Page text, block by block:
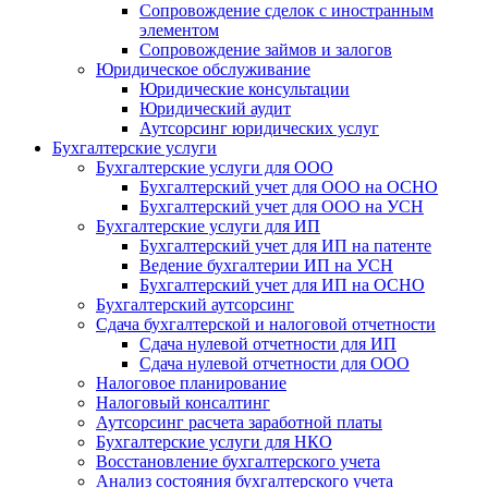
Сопровождение сделок с иностранным
элементом
Сопровождение займов и залогов
Юридическое обслуживание
Юридические консультации
Юридический аудит
Аутсорсинг юридических услуг
Бухгалтерские услуги
Бухгалтерские услуги для ООО
Бухгалтерский учет для ООО на ОСНО
Бухгалтерский учет для OOO на УСН
Бухгалтерские услуги для ИП
Бухгалтерский учет для ИП на патенте
Ведение бухгалтерии ИП на УСН
Бухгалтерский учет для ИП на ОСНО
Бухгалтерский аутсорсинг
Сдача бухгалтерской и налоговой отчетности
Сдача нулевой отчетности для ИП
Сдача нулевой отчетности для ООО
Налоговое планирование
Налоговый консалтинг
Аутсорсинг расчета заработной платы
Бухгалтерские услуги для НКО
Восстановление бухгалтерского учета
Анализ состояния бухгалтерского учета